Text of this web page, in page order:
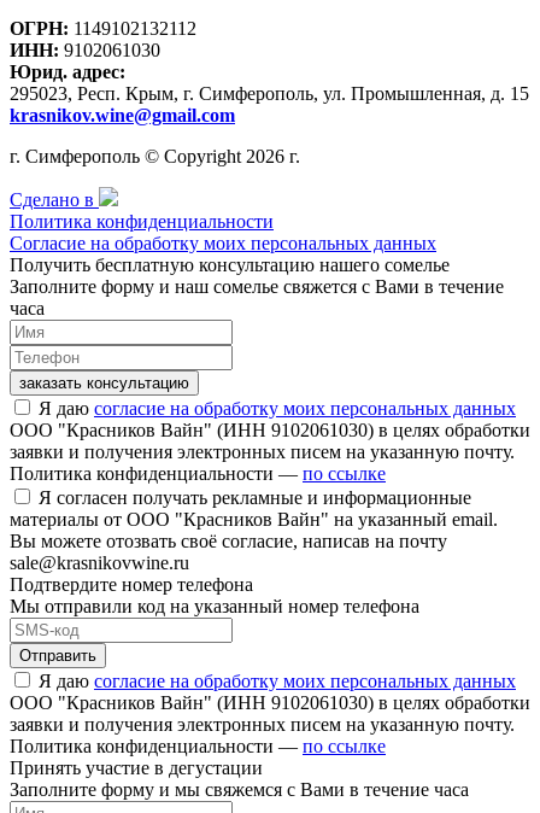
ОГРН: 1149102132112
ИНН: 9102061030
Юрид. адрес:
295023, Респ. Крым, г. Симферополь, ул. Промышленная, д. 15
krasnikov.wine@gmail.com
г. Симферополь © Copyright 2026 г.
Сделано в
Политика конфиденциальности
Согласие на обработку моих персональных данных
Получить бесплатную консультацию нашего сомелье
Заполните форму и наш сомелье свяжется с Вами в течение
часа
заказать консультацию
Я даю согласие на обработку моих персональных данных
ООО "Красников Вайн" (ИНН 9102061030) в целях обработки
заявки и получения электронных писем на указанную почту.
Политика конфиденциальности — по ссылке
Я согласен получать рекламные и информационные
материалы от ООО "Красников Вайн" на указанный email.
Вы можете отозвать своё согласие, написав на почту
sale@krasnikovwine.ru
Подтвердите номер телефона
Мы отправили код на указанный номер телефона
Отправить
Я даю согласие на обработку моих персональных данных
ООО "Красников Вайн" (ИНН 9102061030) в целях обработки
заявки и получения электронных писем на указанную почту.
Политика конфиденциальности — по ссылке
Принять участие в дегустации
Заполните форму и мы свяжемся с Вами в течение часа